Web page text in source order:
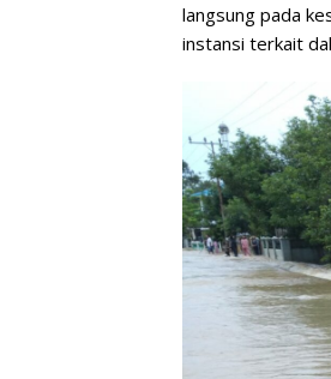
langsung pada
instansi terkait